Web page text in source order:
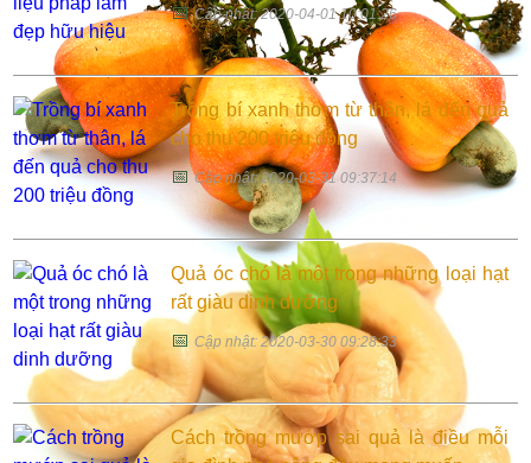
📅Cập nhật: 2020-04-01 10:01:26
Trồng bí xanh thơm từ thân, lá đến quả
cho thu 200 triệu đồng
📅Cập nhật: 2020-03-31 09:37:14
Quả óc chó là một trong những loại hạt
rất giàu dinh dưỡng
📅Cập nhật: 2020-03-30 09:28:33
Cách trồng mướp sai quả là điều mỗi